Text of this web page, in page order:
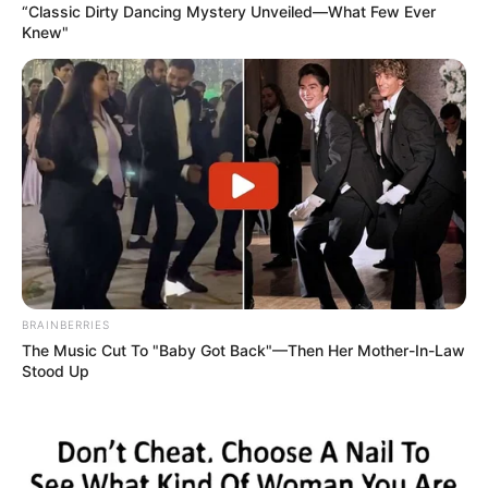
LIRE LA SUITE
“Classic Dirty Dancing Mystery Unveiled—What Few Ever
Knew"
BRAINBERRIES
The Music Cut To "Baby Got Back"—Then Her Mother-In-Law
Stood Up